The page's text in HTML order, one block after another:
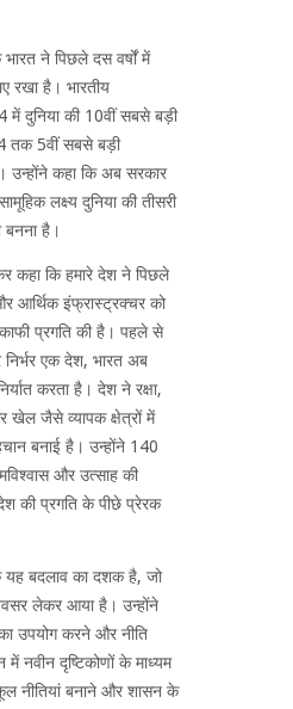
ने पिछले दस वर्षों में
रखा है। भारतीय
में दुनिया की 10वीं सबसे बड़ी
तक 5वीं सबसे बड़ी
उन्होंने कहा कि अब सरकार
लक्ष्य दुनिया की तीसरी
बनना है।
कहा कि हमारे देश ने पिछले
आर्थिक इंफ्रास्ट्रक्चर को
प्रगति की है। पहले से
एक देश, भारत अब
करता है। देश ने रक्षा,
खेल जैसे व्यापक क्षेत्रों में
बनाई है। उन्होंने 140
और उत्साह की
की प्रगति के पीछे प्रेरक
यह बदलाव का दशक है, जो
अवसर लेकर आया है। उन्होंने
उपयोग करने और नीति
में नवीन दृष्टिकोणों के माध्यम
नीतियां बनाने और शासन के